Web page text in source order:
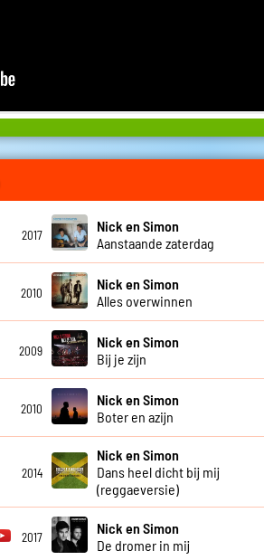
2017
Nick en Simon
Aanstaande zaterdag
2010
Nick en Simon
Alles overwinnen
2009
Nick en Simon
Bij je zijn
2010
Nick en Simon
Boter en azijn
2014
Nick en Simon
Dans heel dicht bij mij
(reggaeversie)
2017
Nick en Simon
De dromer in mij